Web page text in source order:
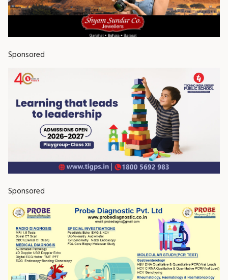
Sponsored
Sponsored